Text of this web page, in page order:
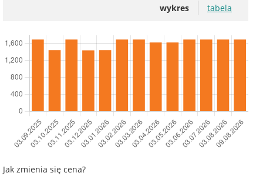
wykres tabela
Jak zmienia się cena?